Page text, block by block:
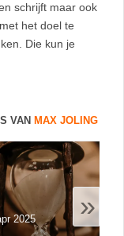
schrijft maar ook
het doel te
Die kun je
VAN MAX JOLING
2025 »